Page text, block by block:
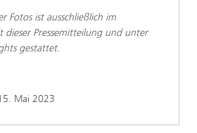
Fotos ist ausschließlich im
dieser Pressemitteilung und unter
gestattet.
Mai 2023